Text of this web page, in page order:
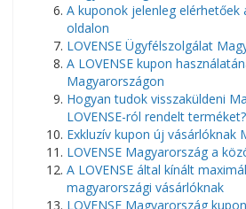
A kuponok jelenleg elérhetőek
oldalon
LOVENSE Ügyfélszolgálat
A LOVENSE kupon
Magyarországon
Hogyan tudok visszaküldeni
LOVENSE-ról rendelt terméket?
Exkluzív kupon új vásárlóknak
LOVENSE Magyarország a
A LOVENSE által kínált
magyarországi vásárlóknak
LOVENSE Magyarország